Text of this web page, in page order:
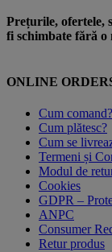
Prețurile, ofertele,
fi schimbate fără
ONLINE
Cum comand?
Cum plătesc?
Cum se
Termeni și
Modul de
Cookies
GDPR –
ANPC
Consumer
Retur produs